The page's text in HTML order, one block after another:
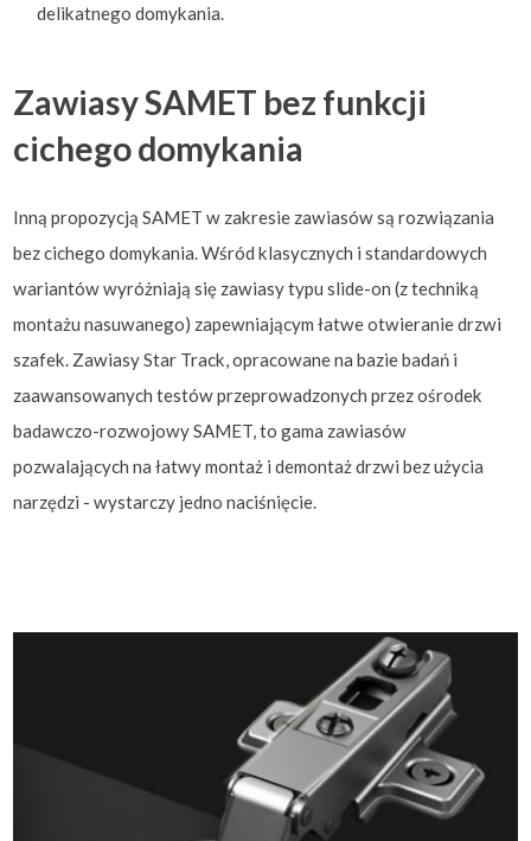
delikatnego domykania.
Zawiasy SAMET bez funkcji
cichego domykania
Inną propozycją SAMET w zakresie zawiasów są rozwiązania
bez cichego domykania. Wśród klasycznych i standardowych
wariantów wyróżniają się zawiasy typu slide-on (z techniką
montażu nasuwanego) zapewniającym łatwe otwieranie drzwi
szafek. Zawiasy Star Track, opracowane na bazie badań i
zaawansowanych testów przeprowadzonych przez ośrodek
badawczo-rozwojowy SAMET, to gama zawiasów
pozwalających na łatwy montaż i demontaż drzwi bez użycia
narzędzi - wystarczy jedno naciśnięcie.